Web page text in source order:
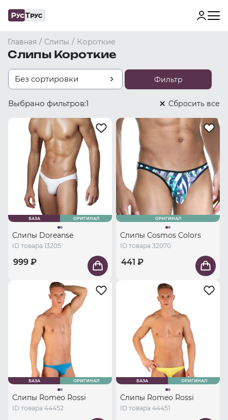
Главная / Слипы / Короткие
Слипы Короткие
Без сортировки Фильтр
Выбрано фильтров:1 Cбросить все
БАЗА ОРИГИНАЛ
Слипы Doreanse
ID товара 13205
999 ₽
ОРИГИНАЛ
Слипы Cosmos Colors
ID товара 32070
441 ₽
БАЗА ОРИГИНАЛ
Слипы Romeo Rossi
ID товара 44452
БАЗА ОРИГИНАЛ
Слипы Romeo Rossi
ID товара 44451